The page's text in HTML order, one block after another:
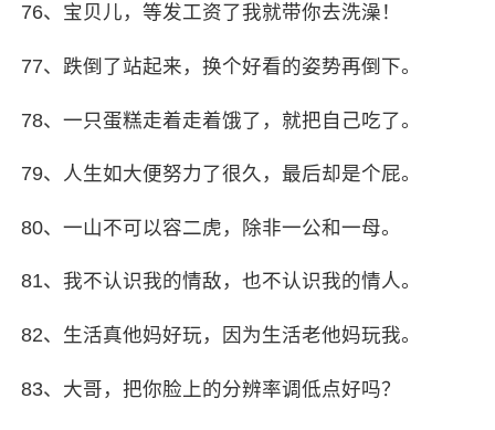
76、 宝贝儿 ，等发工资了我就带你去洗澡！
77、跌倒了站起来，换个好看的姿势再倒下。
78、一只蛋糕走着走着饿了，就把自己吃了。
79、人生如大便努力了很久，最后却是个屁。
80、一山不可以容二虎，除非一公和一母。
81、我不认识我的情敌，也不认识我的情人。
82、生活真他妈好玩，因为生活老他妈玩我。
83、大哥，把你脸上的分辨率调低点好吗？